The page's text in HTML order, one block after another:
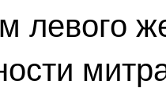
левого